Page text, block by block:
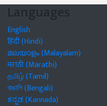
Languages
English
हिंदी (Hindi)
മലയാളം (Malayalam)
मराठी (Marathi)
தமிழ் (Tamil)
বাঙালি (Bengali)
ಕನ್ನಡ (Kannada)